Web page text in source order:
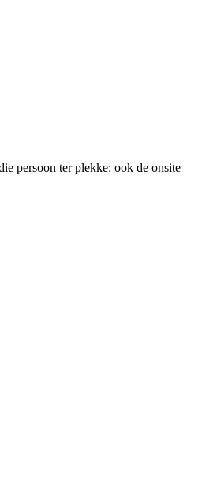
persoon ter plekke: ook de onsite